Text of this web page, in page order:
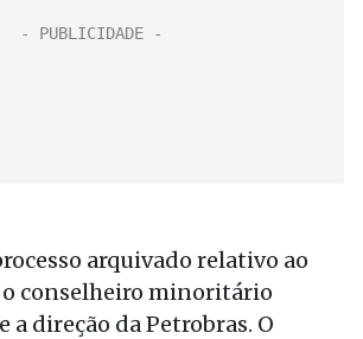
arquivado relativo ao
conselheiro minoritário
a direção da Petrobras. O